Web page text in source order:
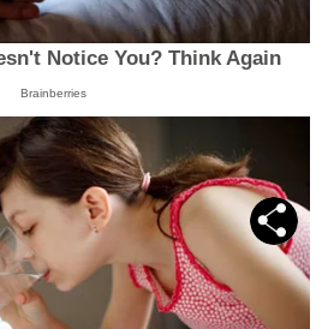
Notice You? Think Again
Brainberries